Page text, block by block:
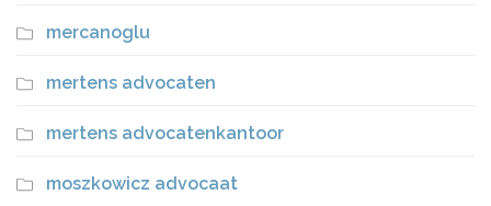
mercanoglu
mertens advocaten
mertens advocatenkantoor
moszkowicz advocaat